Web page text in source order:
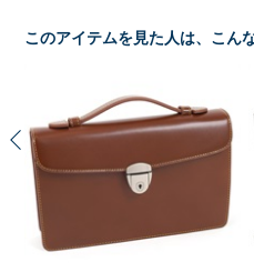
このアイテムを見た人は、こん